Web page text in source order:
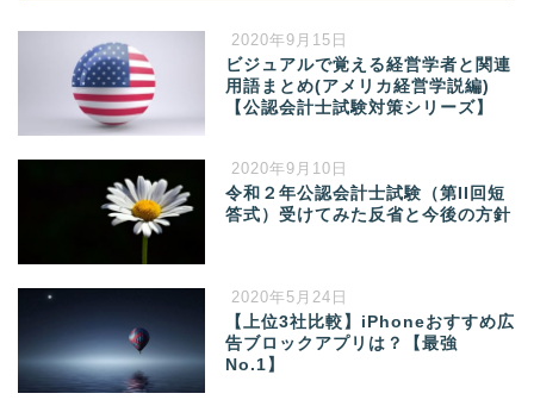
2020年9月15日
ビジュアルで覚える経営学者と関連
用語まとめ(アメリカ経営学説編)
【公認会計士試験対策シリーズ】
2020年9月10日
令和２年公認会計士試験（第II回短
答式）受けてみた反省と今後の方針
2020年5月24日
【上位3社比較】iPhoneおすすめ広
告ブロックアプリは？【最強
No.1】